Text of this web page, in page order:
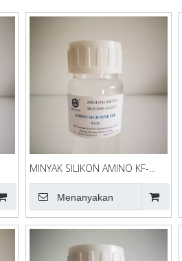
MINYAK SILIKON AMINO KF-
5106
Menanyakan